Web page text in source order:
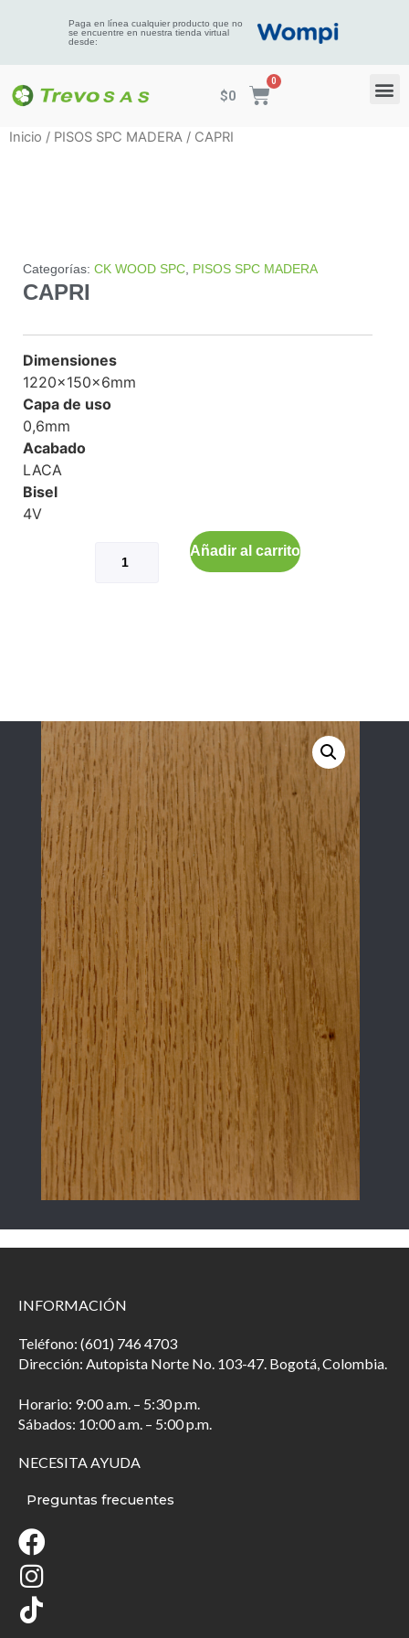
Paga en línea cualquier producto que no
se encuentre en nuestra tienda virtual
desde:
$0
Inicio / PISOS SPC MADERA / CAPRI
Categorías: CK WOOD SPC PISOS SPC MADERA
CAPRI
Dimensiones
1220x150x6mm
Capa de uso
0,6mm
Acabado
LACA
Bisel
4V
Añadir al carrito
INFORMACIÓN
Teléfono: (601) 746 4703
Dirección: Autopista Norte No. 103-47. Bogotá, Colombia.
Horario: 9:00 a.m. – 5:30 p.m.
Sábados: 10:00 a.m. – 5:00 p.m.
NECESITA AYUDA
Preguntas frecuentes